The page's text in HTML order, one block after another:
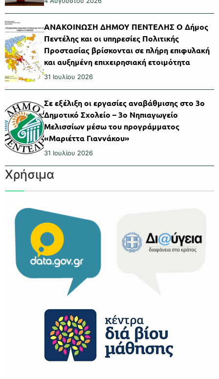
ΑΝΑΚΟΙΝΩΣΗ ΔΗΜΟΥ ΠΕΝΤΕΛΗΣ Ο Δήμος
Πεντέλης και οι υπηρεσίες Πολιτικής
Προστασίας βρίσκονται σε πλήρη επιφυλακή
και αυξημένη επιχειρησιακή ετοιμότητα
31 Ιουλίου 2026
Σε εξέλιξη οι εργασίες αναβάθμισης στο 3ο
Δημοτικό Σχολείο – 3ο Νηπιαγωγείο
Μελισσίων μέσω του προγράμματος
«Μαριέττα Γιαννάκου»
31 Ιουλίου 2026
Χρήσιμα